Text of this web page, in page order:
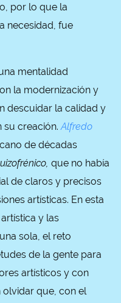
por lo que la
necesidad, fue
mentalidad
la modernización y
descuidar la calidad y
su creación.Alfredo
de décadas
que no había
de claros y precisos
artísticas. En esta
y las
sola, el reto
de la gente para
artísticos y con
olvidar que, con el